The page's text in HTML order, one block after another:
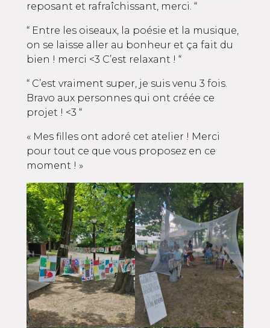
reposant et rafraîchissant, merci. “
“ Entre les oiseaux, la poésie et la musique,
on se laisse aller au bonheur et ça fait du
bien ! merci <3 C’est relaxant ! “
“ C’est vraiment super, je suis venu 3 fois.
Bravo aux personnes qui ont créée ce
projet ! <3 “
« Mes filles ont adoré cet atelier ! Merci
pour tout ce que vous proposez en ce
moment ! »